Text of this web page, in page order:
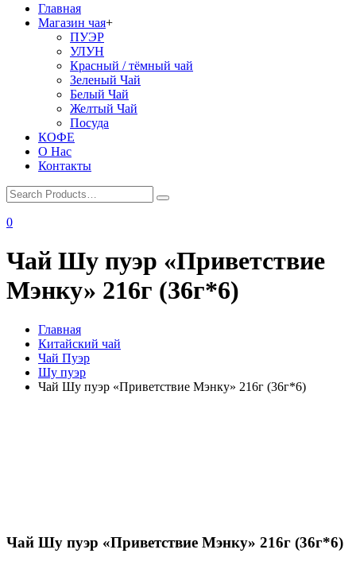
Главная
Магазин чая+
ПУЭР
УЛУН
Красный / тёмный чай
Зеленый Чай
Белый Чай
Желтый Чай
Посуда
КОФЕ
О Нас
Контакты
0
Чай Шу пуэр «Приветствие
Мэнку» 216г (36г*6)
Главная
Китайский чай
Чай Пуэр
Шу пуэр
Чай Шу пуэр «Приветствие Мэнку» 216г (36г*6)
Чай Шу пуэр «Приветствие Мэнку» 216г (36г*6)